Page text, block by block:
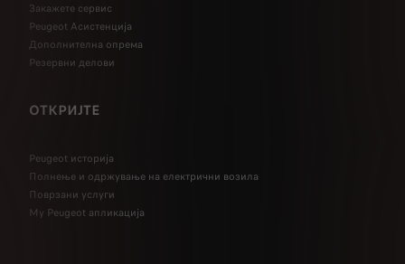
Закажете сервис
Peugeot Асистенција
Дополнителна опрема
Резервни делови
ОТКРИЈТЕ
Peugeot историја
Полнење и одржување на електрични возила
Поврзани услуги
My Peugeot апликација